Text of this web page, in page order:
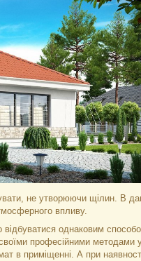
не утворюючи щілин. В
впливу.
однаковим
професійними
в приміщенні. А при